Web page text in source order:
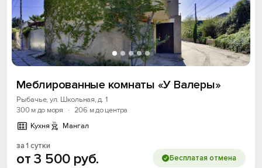
Меблированные комнаты «У Валеры»
Рыбачье, ул. Школьная, д. 1
300 м до моря
· 206 м до центра
Кухня
Мангал
за 1 сутки
от3 500 руб. Бесплатая отмена